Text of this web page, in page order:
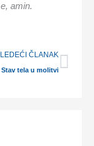
amin.
ČLANAK
Stav tela u molitvi